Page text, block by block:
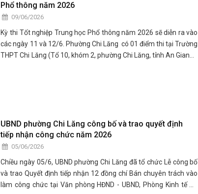
Phổ thông năm 2026
09/06/2026
Kỳ thi Tốt nghiệp Trung học Phổ thông năm 2026 sẽ diễn ra vào
các ngày 11 và 12/6. Phường Chi Lăng có 01 điểm thi tại Trường
THPT Chi Lăng (Tổ 10, khóm 2, phường Chi Lăng, tỉnh An Giang).
UBND phường Chi Lăng công bố và trao quyết định
tiếp nhận công chức năm 2026
05/06/2026
Chiều ngày 05/6, UBND phường Chi Lăng đã tổ chức Lễ công bố
và trao Quyết định tiếp nhận 12 đồng chí Bán chuyên trách vào
làm công chức tại Văn phòng HĐND - UBND, Phòng Kinh tế Hạ